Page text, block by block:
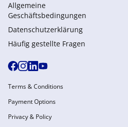
Allgemeine
Geschäftsbedingungen
Datenschutzerklärung
Häufig gestellte Fragen
Terms & Conditions
Payment Options
Privacy & Policy